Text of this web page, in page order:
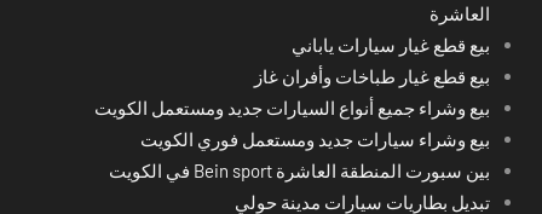
العاشرة
بيع قطع غيار سيارات ياباني
بيع قطع غيار طباخات وأفران غاز
بيع وشراء جميع أنواع السيارات جديد ومستعمل الكويت
بيع وشراء سيارات جديد ومستعمل فوري الكويت
بين سبورت المنطقة العاشرة Bein sport في الكويت
تبديل بطاريات سيارات مدينة حولي